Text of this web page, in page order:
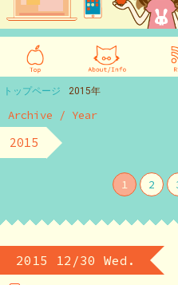
トップページ 2015年
Archive / Year
2015
1 2
2015 12/30 Wed.